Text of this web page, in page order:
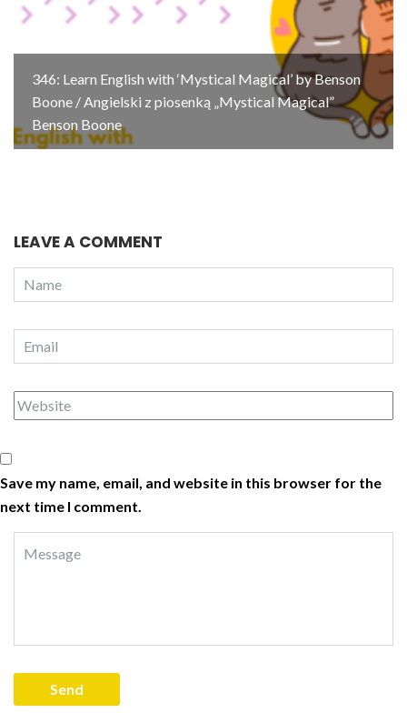
346: Learn English with ‘Mystical Magical’ by Benson
Boone / Angielski z piosenką „Mystical Magical”
Benson Boone
LEAVE A COMMENT
Save my name, email, and website in this browser for the
next time I comment.